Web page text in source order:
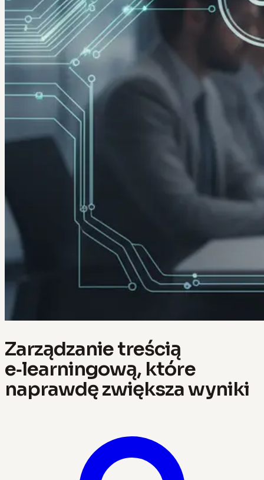
Zarządzanie treścią
e‑learningową, które
naprawdę zwiększa wyniki